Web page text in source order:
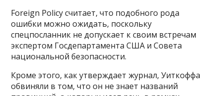
Foreign Policy считает, что подобного рода
ошибки можно ожидать, поскольку
спецпосланник не допускает к своим встречам
экспертом Госдепартамента США и Совета
национальной безопасности.
Кроме этого, как утверждает журнал, Уиткоффа
обвиняли в том, что он не знает названий